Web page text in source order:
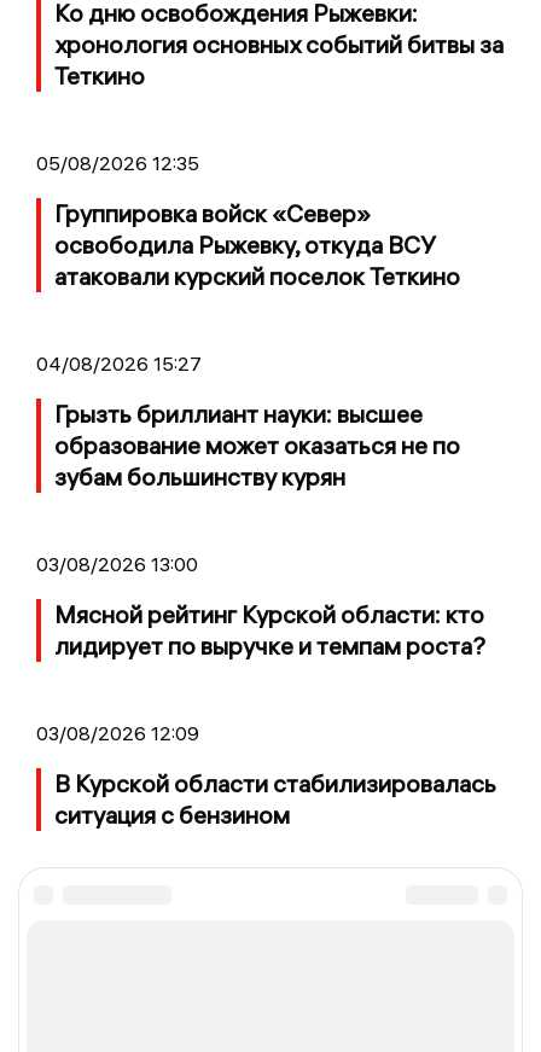
Ко дню освобождения Рыжевки:
хронология основных событий битвы за
Теткино
05/08/2026 12:35
Группировка войск «Север»
освободила Рыжевку, откуда ВСУ
атаковали курский поселок Теткино
04/08/2026 15:27
Грызть бриллиант науки: высшее
образование может оказаться не по
зубам большинству курян
03/08/2026 13:00
Мясной рейтинг Курской области: кто
лидирует по выручке и темпам роста?
03/08/2026 12:09
В Курской области стабилизировалась
ситуация с бензином